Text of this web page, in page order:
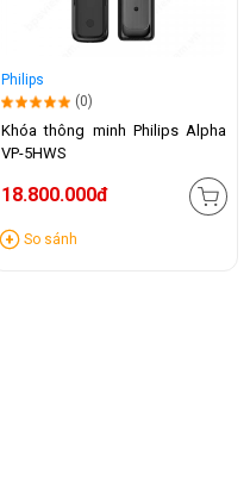
Philips
(0)
Khóa thông minh Philips Alpha
VP-5HWS
18.800.000đ
So sánh